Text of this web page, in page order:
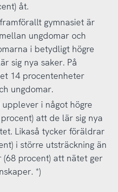
åt.
gymnasiet är
ungdomar och
i betydligt högre
sig nya saker. På
14 procentenheter
ungdomar.
upplever i något högre
att de lär sig nya
Likaså tycker föräldrar
i större utsträckning än
procent) att nätet ger
*)